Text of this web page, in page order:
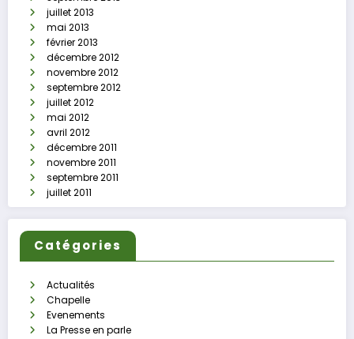
juillet 2013
mai 2013
février 2013
décembre 2012
novembre 2012
septembre 2012
juillet 2012
mai 2012
avril 2012
décembre 2011
novembre 2011
septembre 2011
juillet 2011
Catégories
Actualités
Chapelle
Evenements
La Presse en parle